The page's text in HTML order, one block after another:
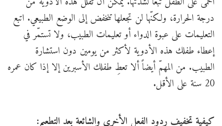
درجة الحرارة، ولكنّها لن تجعلها تنخفض إلى الوضع الطبيعي. اتبع
التعليمات على عبوة الدواء أو تعليمات الطبيب، ولا تستمّر في
إعطاء طفلك هذه الأدوية لأكثر من يومين دون استشارة
الطبيب. من المهمّ أيضاً ألا تعطِ طفلك الأسبرين إلا إذا كان عمره
20 سنة على الأقل.
كيفية تخفيف ردود الفعل الأخرى والشائعة بعد التطعيم: